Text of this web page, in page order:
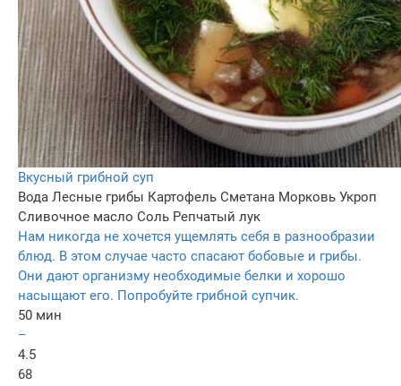
Вкусный грибной суп
Вода Лесные грибы Картофель Сметана Морковь Укроп
Сливочное масло Соль Репчатый лук
Нам никогда не хочется ущемлять себя в разнообразии
блюд. В этом случае часто спасают бобовые и грибы.
Они дают организму необходимые белки и хорошо
насыщают его. Попробуйте грибной супчик.
50 мин
–
4.5
68